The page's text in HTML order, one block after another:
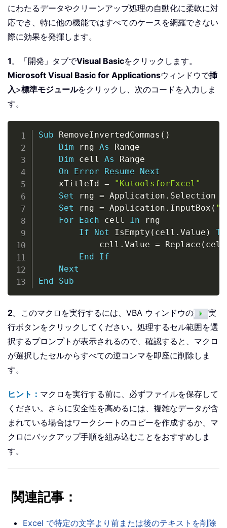
にわたるデータやクリーンアップ処理の自動化に柔軟に対
応でき、特に他の機能ではすべてのケースを網羅できない
際に効果を発揮します。
1。「開発」タブでVisual Basicをクリックします。
Microsoft Visual Basic for Applicationsウィンドウで挿
入>標準モジュールをクリックし、次のコードを入力しま
す。
Sub RemoveInvertedCommas ( )
Dim rng As Range
Dim cell As Range
On
Error Resume
Next
    xTitleId
=
"KutoolsforExcel"
Set rng = Application . Selection
Set rng = Application . InputBox (
For
Each cell In rng
If
Not IsEmpty ( cell . Value )
            cell
. Value = Replace ( cell
End
If
Next
End
Sub
2。このマクロを実行するには、VBA ウィンドウの
実
行ボタンをクリックしてください。処理するセル範囲を選
択するプロンプトが表示されるので、確認すると、マクロ
が選択したセルからすべての逆コンマを即座に削除しま
す。
ヒント： マクロを実行する前に、必ずファイルを保存して
ください。さらに安全性を高めるには、複雑なデータが含
まれている場合はワークシートのコピーを作成するか、マ
クロにバックアップ手順を組み込むことをおすすめしま
す。
関連記事：
Excel で特定の文字より前または後のテキストを削除